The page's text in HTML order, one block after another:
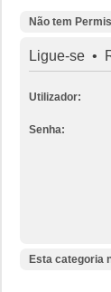
Não tem
Ligue-se •
Utilizador:
Senha:
Esta categoria